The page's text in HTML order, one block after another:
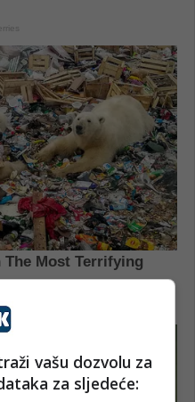
vašu dozvolu za
za sljedeće: